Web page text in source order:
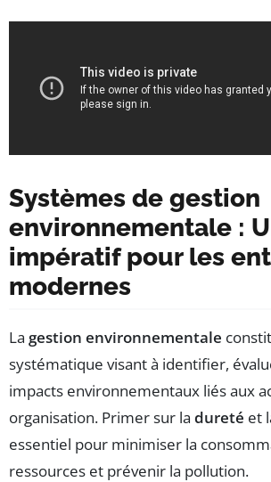
Systèmes de gestion
environnementale :
impératif pour les
modernes
La gestion environnementale
systématique visant à identifier,
impacts environnementaux liés aux
organisation. Primer sur la dureté et
essentiel pour minimiser la
ressources et prévenir la pollution.